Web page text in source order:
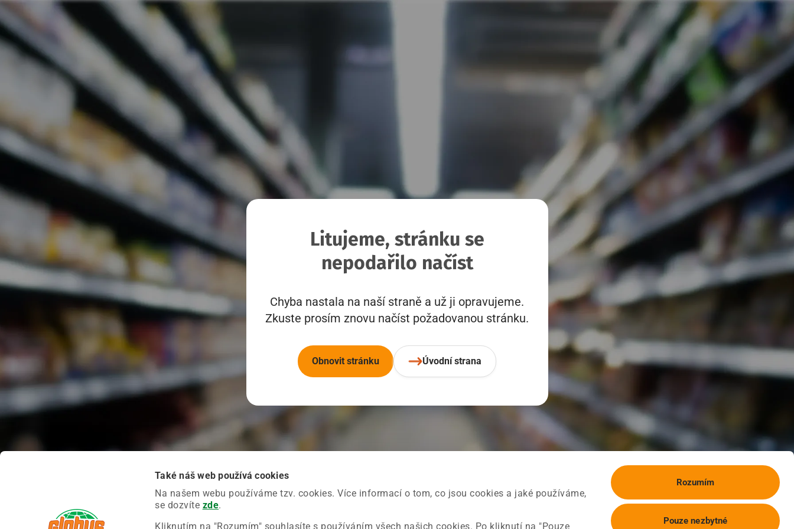
Také náš web používá cookies
Na našem webu používáme tzv. cookies. Více informací o tom, co jsou cookies a jaké používáme,
se dozvíte zde.
Kliknutím na "Rozumím" souhlasíte s používáním všech našich cookies. Po kliknutí na "Pouze
Rozumím
Pouze nezbytné
Litujeme, stránku se
nepodařilo načíst
Chyba nastala na naší straně a už ji opravujeme.
Zkuste prosím znovu načíst požadovanou stránku.
Obnovit stránku Úvodní strana